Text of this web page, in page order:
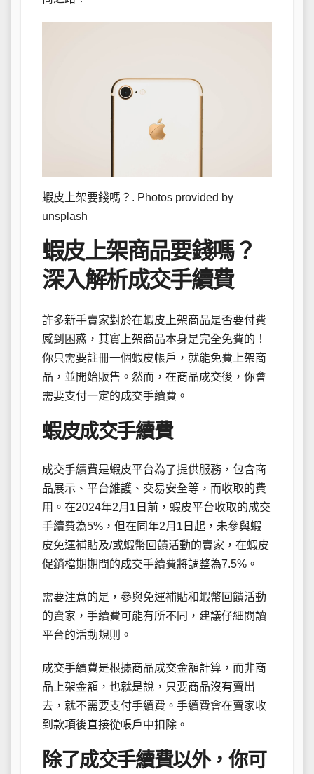
蝦皮上架要錢嗎？. Photos provided by
unsplash
蝦皮上架商品要錢嗎？
深入解析成交手續費
許多新手賣家對於在蝦皮上架商品是否要付費
感到困惑，其實上架商品本身是完全免費的！
你只需要註冊一個蝦皮帳戶，就能免費上架商
品，並開始販售。然而，在商品成交後，你會
需要支付一定的成交手續費。
蝦皮成交手續費
成交手續費是蝦皮平台為了提供服務，包含商
品展示、平台維護、交易安全等，而收取的費
用。在2024年2月1日前，蝦皮平台收取的成交
手續費為5%，但在同年2月1日起，未參與蝦
皮免運補貼及/或蝦幣回饋活動的賣家，在蝦皮
促銷檔期期間的成交手續費將調整為7.5%。
需要注意的是，參與免運補貼和蝦幣回饋活動
的賣家，手續費可能有所不同，建議仔細閱讀
平台的活動規則。
成交手續費是根據商品成交金額計算，而非商
品上架金額，也就是說，只要商品沒有賣出
去，就不需要支付手續費。手續費會在賣家收
到款項後直接從帳戶中扣除。
除了成交手續費以外，你可